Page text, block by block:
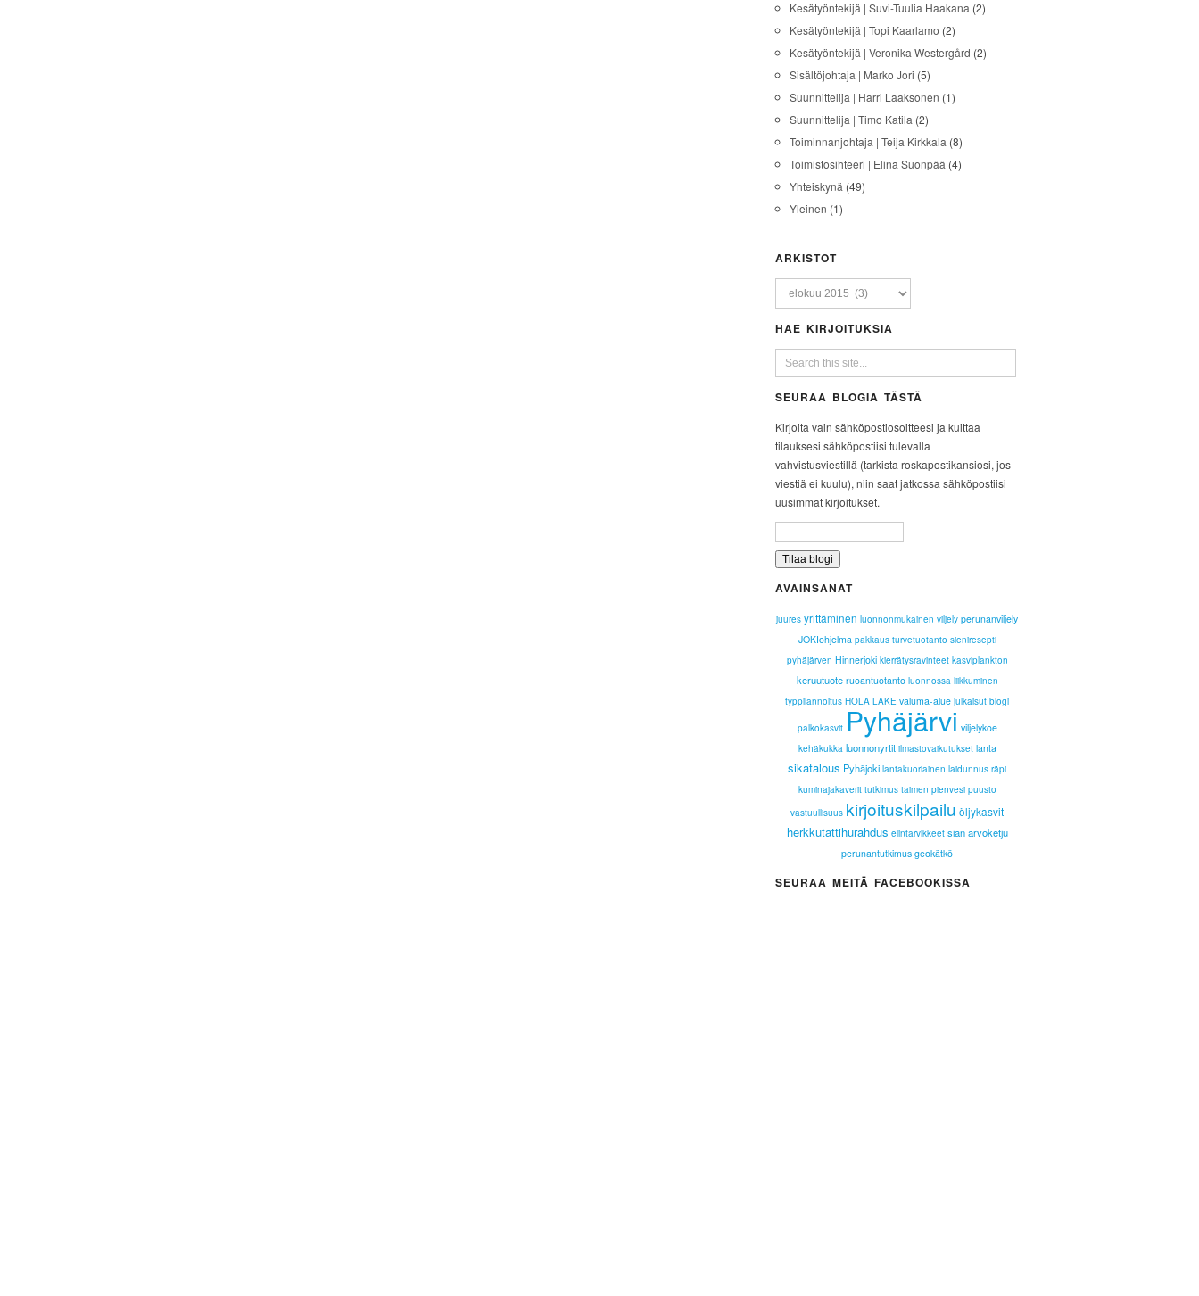
Kesätyöntekijä | Suvi-Tuulia Haakana (2)
Kesätyöntekijä | Topi Kaarlamo (2)
Kesätyöntekijä | Veronika Westergård (2)
Sisältöjohtaja | Marko Jori (5)
Suunnittelija | Harri Laaksonen (1)
Suunnittelija | Timo Katila (2)
Toiminnanjohtaja | Teija Kirkkala (8)
Toimistosihteeri | Elina Suonpää (4)
Yhteiskynä (49)
Yleinen (1)
ARKISTOT
HAE KIRJOITUKSIA
SEURAA BLOGIA TÄSTÄ
Kirjoita vain sähköpostiosoitteesi ja kuittaa
tilauksesi sähköpostiisi tulevalla
vahvistusviestillä (tarkista roskapostikansiosi, jos
viestiä ei kuulu), niin saat jatkossa sähköpostiisi
uusimmat kirjoitukset.
AVAINSANAT
juures yrittäminen luonnonmukainen viljely perunanviljely
JOKIohjelma pakkaus turvetuotanto sieniresepti
pyhäjärven Hinnerjoki kierrätysravinteet kasviplankton
keruutuote ruoantuotanto luonnossa liikkuminen
typpilannoitus HOLA LAKE valuma-alue julkaisut blogi
palkokasvit Pyhäjärvi viljelykoe
kehäkukka luonnonyrtit ilmastovaikutukset lanta
sikatalous Pyhäjoki lantakuoriainen laidunnus räpi
kuminajakaverit tutkimus taimen pienvesi puusto
vastuullisuus kirjoituskilpailu öljykasvit
herkkutattihurahdus elintarvikkeet sian arvoketju
perunantutkimus geokätkö
SEURAA MEITÄ FACEBOOKISSA